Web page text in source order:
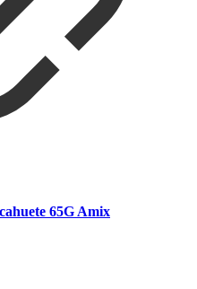
65G Amix